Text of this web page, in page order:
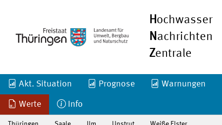
Hochwasser
Nachrichten
Zentrale
Akt. Situation Prognose Warnungen
Werte Info